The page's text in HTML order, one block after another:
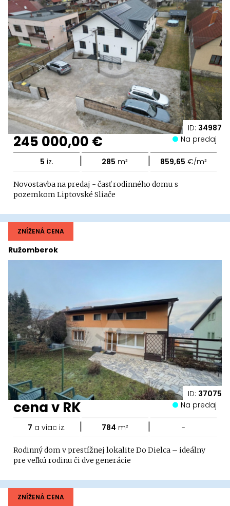
ID: 34987
245 000,00 € Na predaj
5 iz. | 285 m² | 859,65 €/m²
Novostavba na predaj - časť rodinného domu s
pozemkom Liptovské Sliače
ID: 37075
Ružomberok
ZNÍŽENÁ CENA
cena v RK Na predaj
7 a viac iz. | 784 m² | -
Rodinný dom v prestížnej lokalite Do Dielca – ideálny
pre veľkú rodinu či dve generácie
ZNÍŽENÁ CENA